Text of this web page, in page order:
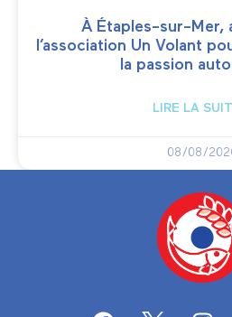
À Étaples-sur-Mer,
l’association Un Volant
la passion
LIRE LA
08/08/